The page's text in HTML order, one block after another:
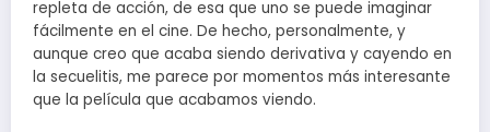
repleta de acción, de esa que uno se puede imaginar
fácilmente en el cine. De hecho, personalmente, y
aunque creo que acaba siendo derivativa y cayendo en
la secuelitis, me parece por momentos más interesante
que la película que acabamos viendo.